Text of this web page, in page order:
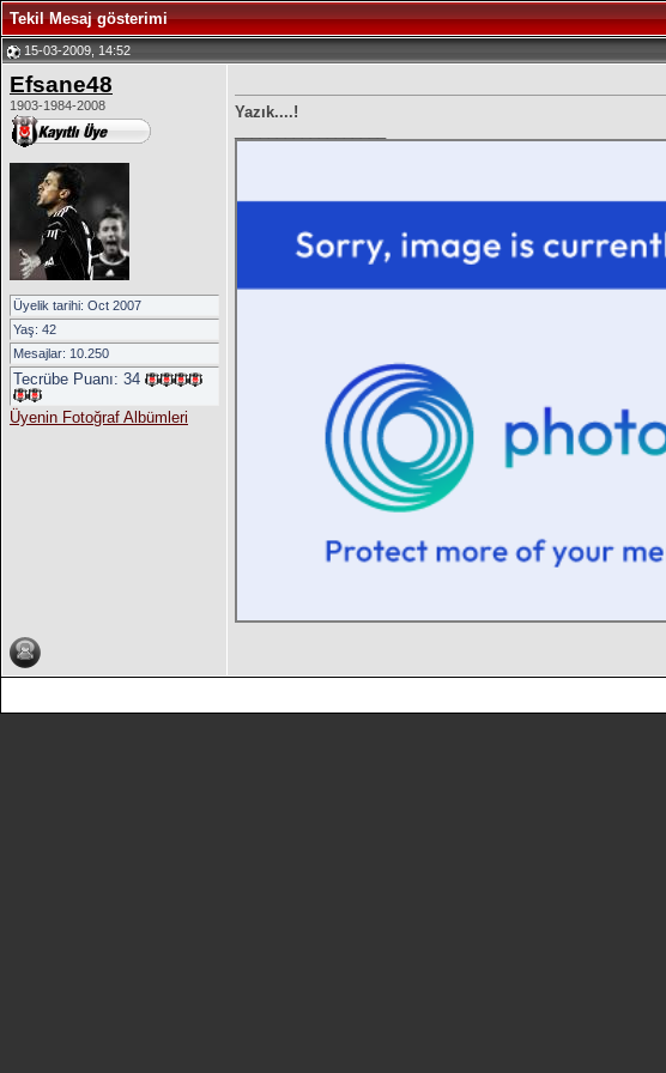
Tekil Mesaj gösterimi
15-03-2009, 14:52
Efsane48
1903-1984-2008
Üyelik tarihi: Oct 2007
Yaş: 42
Mesajlar: 10.250
Tecrübe Puanı: 34
Üyenin Fotoğraf Albümleri
Yazık....!